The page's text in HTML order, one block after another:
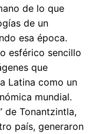
de lo que
de un
esa época.
esférico sencillo
que
Latina como un
mundial.
de Tonantzintla,
país, generaron